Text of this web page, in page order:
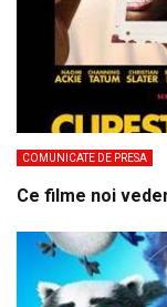
COMUNICATE DE PRESA
Ce filme noi